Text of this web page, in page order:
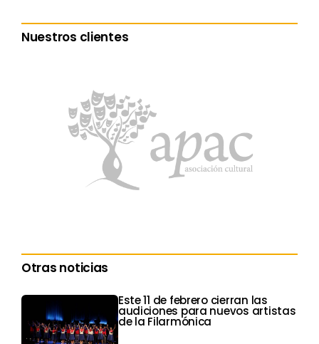
Nuestros clientes
Otras noticias
Este 11 de febrero cierran las
audiciones para nuevos artistas
de la Filarmónica